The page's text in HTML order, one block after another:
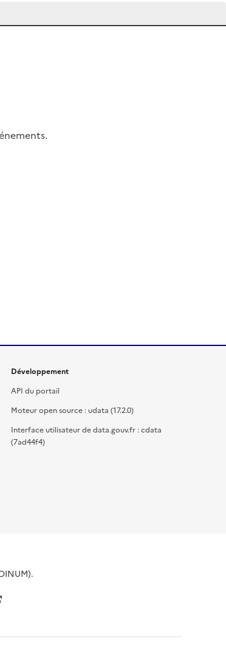
Développement
API du portail
Moteur open source : udata (17.2.0)
Interface utilisateur de data.gouv.fr : cdata
(7ad44f4)